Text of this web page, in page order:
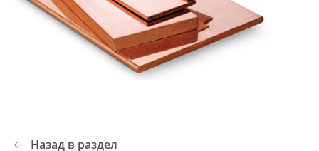
Назад в раздел